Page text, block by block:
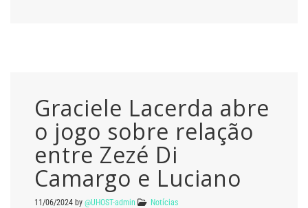
Graciele Lacerda abre
o jogo sobre relação
entre Zezé Di
Camargo e Luciano
11/06/2024 by @UHOST-admin Notícias